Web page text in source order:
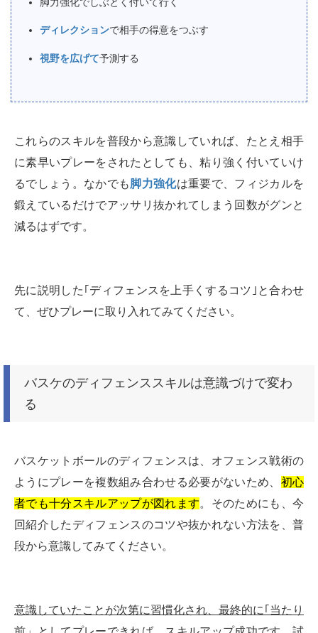
ディレクションで相手の得意をつぶす
視野を広げて予測する
これらのスキルを普段から意識していれば、たとえ相手
に素早いプレーをされたとしても、粘り強く付いていけ
るでしょう。なかでも脚力強化は重要で、フィジカルを
鍛えているだけでアッサリ抜かれてしまう回数がグンと
減るはずです。
先に説明した｢ディフェンスを上手くするコツ｣と合わせ
て、ぜひプレーに取り入れてみてください。
バスケのディフェンススキルは意識づけで変わ
る
バスケットボールのディフェンスは、オフェンス戦術の
ようにプレーを複数組み合わせる必要がないため、 初心
者でも十分スキルアップが図れます。そのためにも、今
回紹介したディフェンスのコツや抜かれない方法を、普
段から意識してみてください。
意識していたことが次第に習慣化され、最終的に｢当たり